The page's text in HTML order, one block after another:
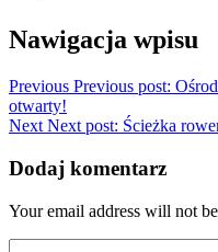
Nawigacja wpisu
Previous Previous post:
otwarty!
Next Next post: Ścieżka
Dodaj komentarz
Your email address will not